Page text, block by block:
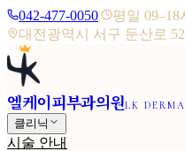
042-477-0050|
평일
대전광역시 서구 둔산로
엘케이피부과의원LK
클리닉
시술 안내